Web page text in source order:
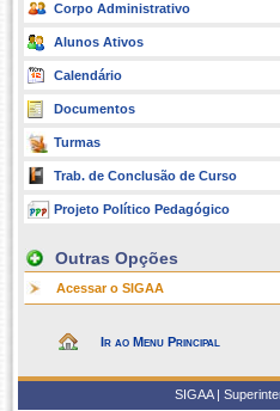
Corpo Administrativo
Alunos Ativos
Calendário
Documentos
Turmas
Trab. de Conclusão de Curso
Projeto Político Pedagógico
Outras Opções
Acessar o SIGAA
Ir ao Menu Principal
SIGAA |